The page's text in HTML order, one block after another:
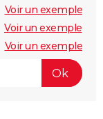
Voir un exemple
Voir un exemple
Voir un exemple